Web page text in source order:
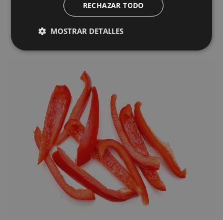
Sodio: 3 mg.
Potasio: 156 mg.
RECHAZAR TODO
MOSTRAR DETALLES